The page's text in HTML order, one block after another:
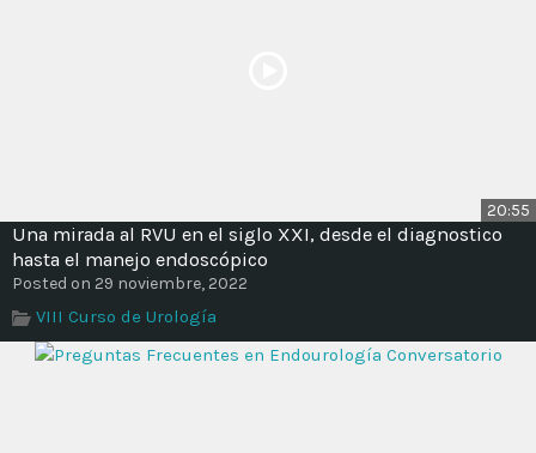
20:55
Una mirada al RVU en el siglo XXI, desde el diagnostico
hasta el manejo endoscópico
Posted on 29 noviembre, 2022
VIII Curso de Urología